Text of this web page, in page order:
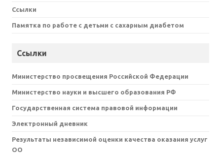
Ссылки
Памятка по работе с детьми с сахарным диабетом
Ссылки
Министерство просвещения Российской Федерации
Министерство науки и высшего образования РФ
Государственная система правовой информации
Электронный дневник
Результаты независимой оценки качества оказания услуг
ОО